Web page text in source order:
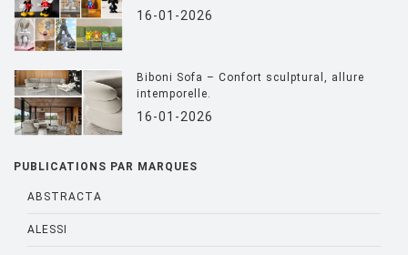
16-01-2026
Biboni Sofa – Confort sculptural, allure
intemporelle.
16-01-2026
PUBLICATIONS PAR MARQUES
ABSTRACTA
ALESSI